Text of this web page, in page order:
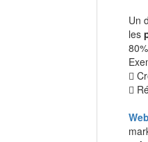
Un
les